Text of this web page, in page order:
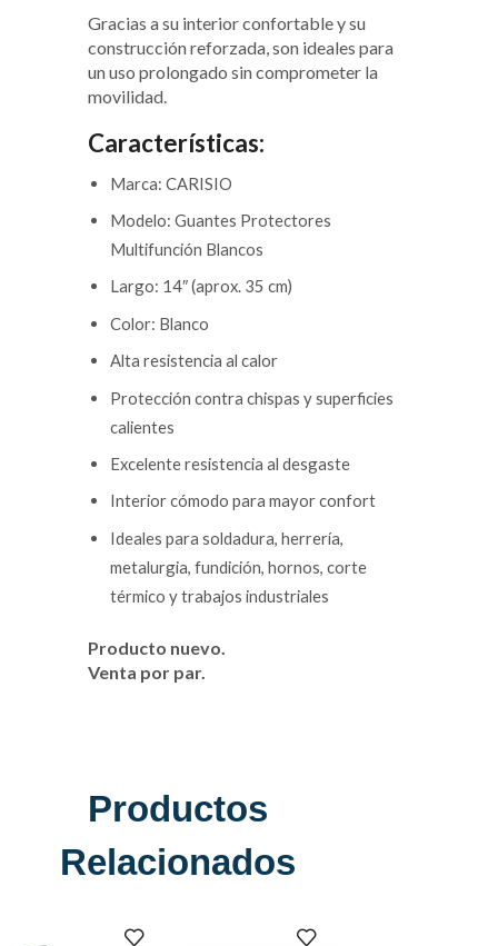
Gracias a su interior confortable y su
construcción reforzada, son ideales para
un uso prolongado sin comprometer la
movilidad.
Características:
Marca: CARISIO
Modelo: Guantes Protectores
Multifunción Blancos
Largo: 14″ (aprox. 35 cm)
Color: Blanco
Alta resistencia al calor
Protección contra chispas y superficies
calientes
Excelente resistencia al desgaste
Interior cómodo para mayor confort
Ideales para soldadura, herrería,
metalurgia, fundición, hornos, corte
térmico y trabajos industriales
Producto nuevo.
Venta por par.
Productos
Relacionados